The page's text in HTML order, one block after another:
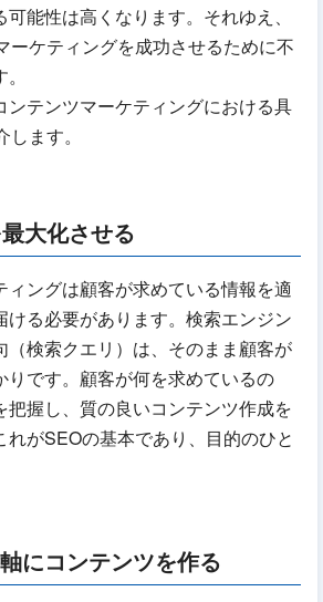
能性は高くなります。それゆえ、
ーケティングを成功させるために不
ンテンツマーケティングにおける具
ます。
大化させる
ィングは顧客が求めている情報を適
ける必要があります。検索エンジン
（検索クエリ）は、そのまま顧客が
りです。顧客が何を求めているの
把握し、質の良いコンテンツ作成を
がSEOの基本であり、目的のひと
にコンテンツを作る